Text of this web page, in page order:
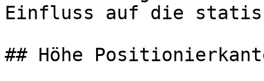
Einfluss auf die
## Höhe